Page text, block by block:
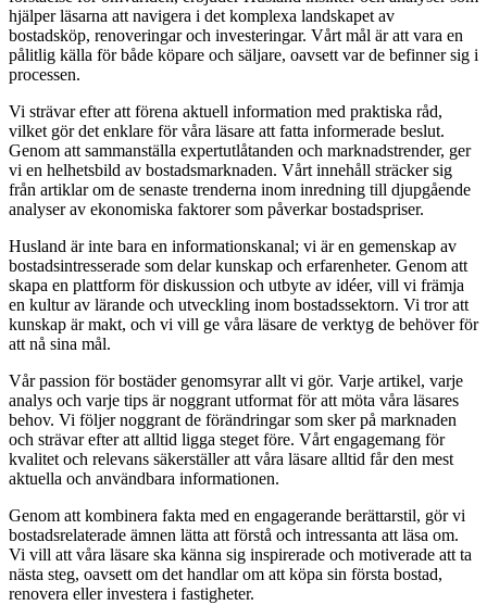
hjälper läsarna att navigera i det komplexa landskapet av
bostadsköp, renoveringar och investeringar. Vårt mål är att vara en
pålitlig källa för både köpare och säljare, oavsett var de befinner sig i
processen.
Vi strävar efter att förena aktuell information med praktiska råd,
vilket gör det enklare för våra läsare att fatta informerade beslut.
Genom att sammanställa expertutlåtanden och marknadstrender, ger
vi en helhetsbild av bostadsmarknaden. Vårt innehåll sträcker sig
från artiklar om de senaste trenderna inom inredning till djupgående
analyser av ekonomiska faktorer som påverkar bostadspriser.
Husland är inte bara en informationskanal; vi är en gemenskap av
bostadsintresserade som delar kunskap och erfarenheter. Genom att
skapa en plattform för diskussion och utbyte av idéer, vill vi främja
en kultur av lärande och utveckling inom bostadssektorn. Vi tror att
kunskap är makt, och vi vill ge våra läsare de verktyg de behöver för
att nå sina mål.
Vår passion för bostäder genomsyrar allt vi gör. Varje artikel, varje
analys och varje tips är noggrant utformat för att möta våra läsares
behov. Vi följer noggrant de förändringar som sker på marknaden
och strävar efter att alltid ligga steget före. Vårt engagemang för
kvalitet och relevans säkerställer att våra läsare alltid får den mest
aktuella och användbara informationen.
Genom att kombinera fakta med en engagerande berättarstil, gör vi
bostadsrelaterade ämnen lätta att förstå och intressanta att läsa om.
Vi vill att våra läsare ska känna sig inspirerade och motiverade att ta
nästa steg, oavsett om det handlar om att köpa sin första bostad,
renovera eller investera i fastigheter.